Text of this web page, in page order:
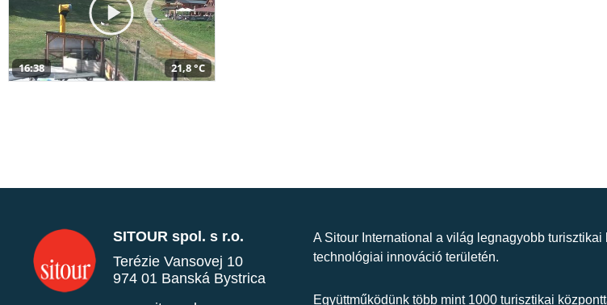
16:38 21,8 °C
SITOUR spol. s r.o.
Terézie Vansovej 10
974 01 Banská Bystrica
A Sitour International a világ legnagyobb turisztikai
technológiai innováció területén.
Együttműködünk több mint 1000 turisztikai